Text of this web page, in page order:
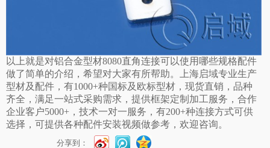
以上就是对铝合金型材8080直角连接可以使用哪些规格配件
做了简单的介绍，希望对大家有所帮助。上海启域专业生产
型材及配件，有1000+种国标及欧标型材，现货直销，品种
齐全，满足一站式采购需求，提供框架定制加工服务，合作
企业客户5000+，技术一对一服务，有200+种连接方式可供
选择，可提供各种配件安装视频做参考，欢迎咨询。
分享到：